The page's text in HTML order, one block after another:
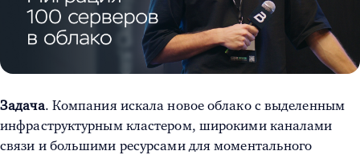
Задача. Компания искала новое облако с выделенным
инфраструктурным кластером, широкими каналами
связи и большими ресурсами для моментального